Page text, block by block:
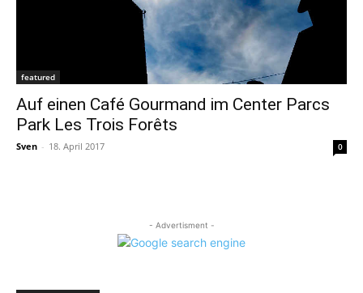
featured
Auf einen Café Gourmand im Center Parcs
Park Les Trois Forêts
Sven - 18. April 2017 0
- Advertisment -